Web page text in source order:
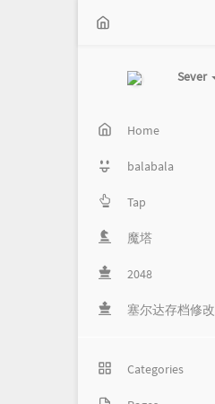
Sever
Home
balabala
Tap
魔塔
2048
塞尔达存档修改
Categories